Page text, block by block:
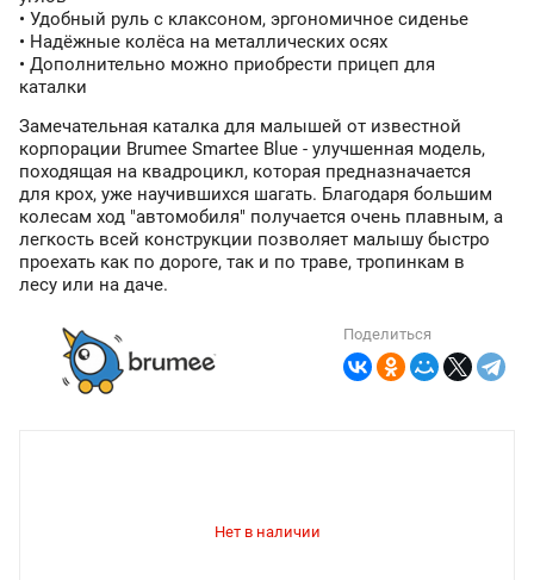
• Удобный руль с клаксоном, эргономичное сиденье
• Надёжные колёса на металлических осях
• Дополнительно можно приобрести прицеп для
каталки
Замечательная каталка для малышей от известной
корпорации Brumee Smartee Blue - улучшенная модель,
походящая на квадроцикл, которая предназначается
для крох, уже научившихся шагать. Благодаря большим
колесам ход "автомобиля" получается очень плавным, а
легкость всей конструкции позволяет малышу быстро
проехать как по дороге, так и по траве, тропинкам в
лесу или на даче.
Поделиться